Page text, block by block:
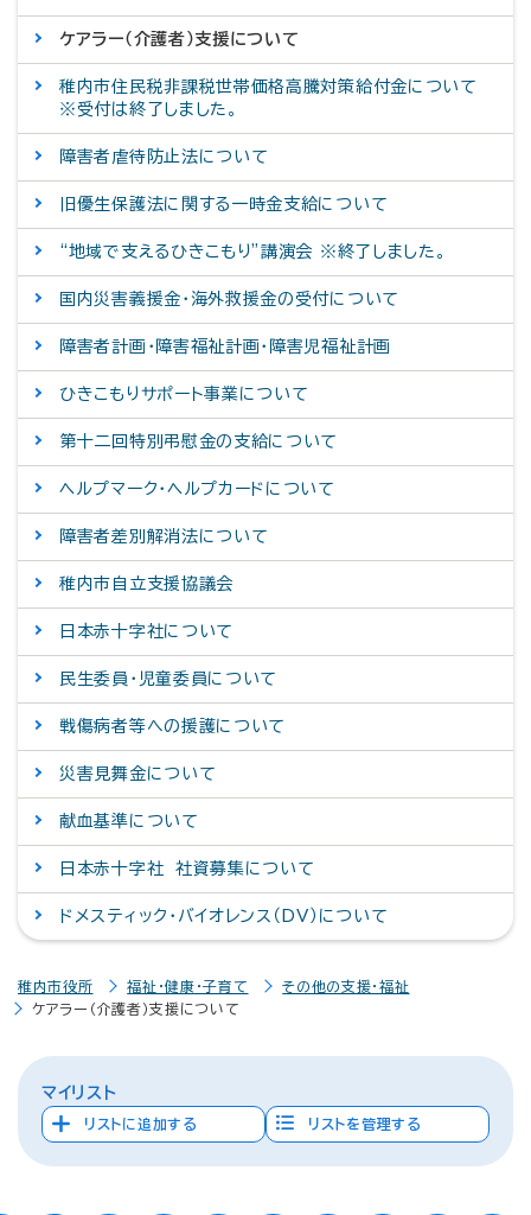
ケアラー（介護者）支援について
稚内市住民税非課税世帯価格高騰対策給付金について
※受付は終了しました。
障害者虐待防止法について
旧優生保護法に関する一時金支給について
“地域で支えるひきこもり”講演会 ※終了しました。
国内災害義援金・海外救援金の受付について
障害者計画・障害福祉計画・障害児福祉計画
ひきこもりサポート事業について
第十二回特別弔慰金の支給について
ヘルプマーク・ヘルプカードについて
障害者差別解消法について
稚内市自立支援協議会
日本赤十字社について
民生委員・児童委員について
戦傷病者等への援護について
災害見舞金について
献血基準について
日本赤十字社 社資募集について
ドメスティック・バイオレンス（DV）について
稚内市役所 福祉・健康・子育て
その他の支援・福祉
ケアラー（介護者）支援について
マイリスト
リストに追加する リストを管理する